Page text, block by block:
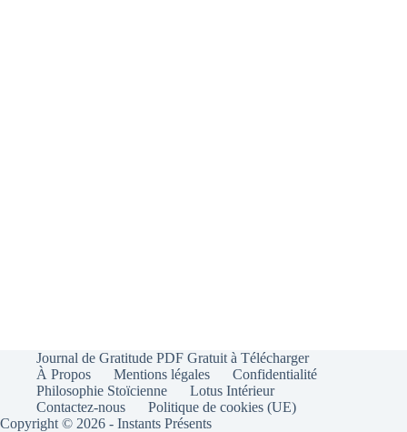
Journal de Gratitude PDF Gratuit à Télécharger
À Propos
Mentions légales
Confidentialité
Philosophie Stoïcienne
Lotus Intérieur
Contactez-nous
Politique de cookies (UE)
Copyright © 2026 - Instants Présents